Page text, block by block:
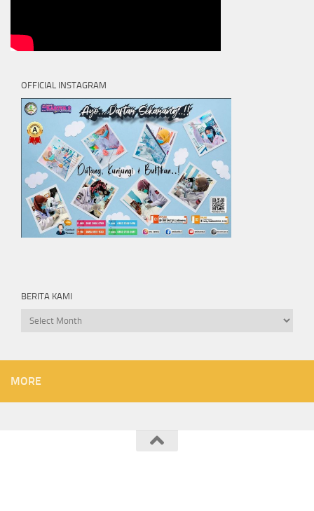
OFFICIAL INSTAGRAM
BERITA KAMI
Berita
MORE